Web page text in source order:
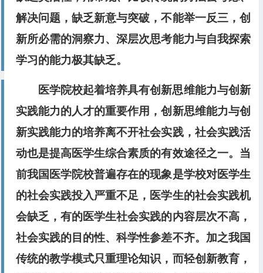
解决问题，缺乏新意与突破，不能举一反三，创
新所必需的洞察力、深层次思考能力与自我探索
学习的能力极其缺乏。
医学院校起着培养具有创新思维能力与创新
实践能力的人才的重要作用，创新思维能力与创
新实践能力的培养离不开社会实践，社会实践活
动也是提高医学生综合素质的有效途径之一。当
前我国医学院校普遍存在的现象是学校对医学生
的社会实践投入严重不足，医学生的社会实践机
会缺乏，有的医学生社会实践的内容层次不高，
社会实践的目的性、科学性参差不齐。加之我国
传统的教学模式只重理论知识，而轻创新教育，